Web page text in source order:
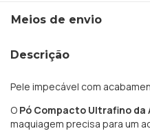
Meios de envio
Descrição
Pele impecável com
O Pó Compacto Ultrafino da
maquiagem precisa para um